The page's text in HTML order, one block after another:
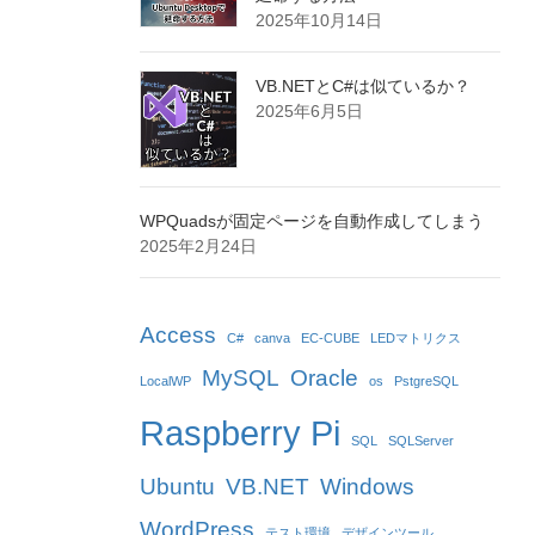
2025年10月14日
VB.NETとC#は似ているか？
2025年6月5日
WPQuadsが固定ページを自動作成してしまう
2025年2月24日
Access C# canva EC-CUBE LEDマトリクス
LocalWP MySQL Oracle os PstgreSQL
Raspberry Pi SQL SQLServer
Ubuntu VB.NET Windows
WordPress
テスト環境 デザインツール